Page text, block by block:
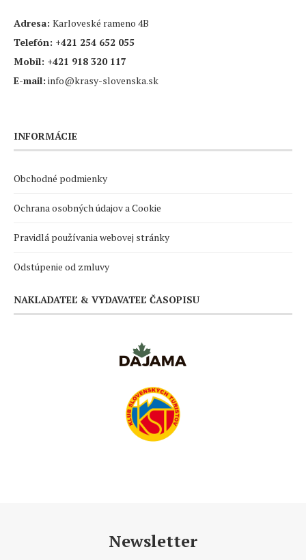
Adresa: Karloveské rameno 4B
Telefón: +421 254 652 055
Mobil: +421 918 320 117
E-mail: info@krasy-slovenska.sk
INFORMÁCIE
Obchodné podmienky
Ochrana osobných údajov a Cookie
Pravidlá používania webovej stránky
Odstúpenie od zmluvy
NAKLADATEĽ & VYDAVATEĽ ČASOPISU
Newsletter